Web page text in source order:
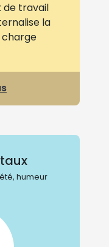
de travail
la
humeur